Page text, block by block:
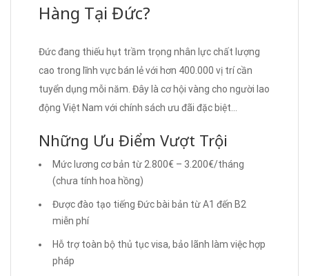
Hàng Tại Đức?
Đức đang thiếu hụt trầm trọng nhân lực chất lượng
cao trong lĩnh vực bán lẻ với hơn 400.000 vị trí cần
tuyển dụng mỗi năm. Đây là cơ hội vàng cho người lao
động Việt Nam với chính sách ưu đãi đặc biệt…
Những Ưu Điểm Vượt Trội
Mức lương cơ bản từ 2.800€ – 3.200€/tháng
(chưa tính hoa hồng)
Được đào tạo tiếng Đức bài bản từ A1 đến B2
miễn phí
Hỗ trợ toàn bộ thủ tục visa, bảo lãnh làm việc hợp
pháp